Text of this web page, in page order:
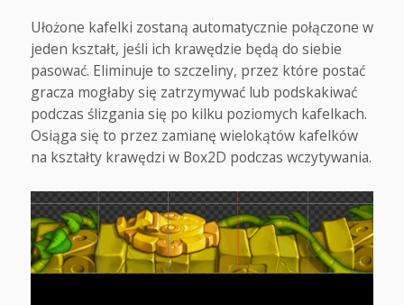
Ułożone kafelki zostaną automatycznie połączone w
jeden kształt, jeśli ich krawędzie będą do siebie
pasować. Eliminuje to szczeliny, przez które postać
gracza mogłaby się zatrzymywać lub podskakiwać
podczas ślizgania się po kilku poziomych kafelkach.
Osiąga się to przez zamianę wielokątów kafelków
na kształty krawędzi w Box2D podczas wczytywania.